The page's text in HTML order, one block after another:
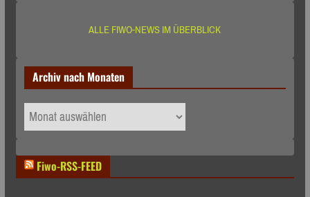
ALLE FIWO-NEWS IM ÜBERBLICK
Archiv nach Monaten
Archiv
nach
Fiwo-RSS-FEED